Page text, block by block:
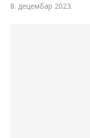
8. децембар 2023.